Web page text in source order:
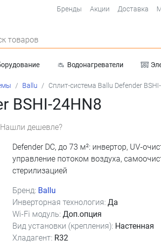
Водонагреватели
товаров
Бренды Акции Доставка
Ballu Сплит-система Ballu Defender
BSHI-24HN8
Нашли дешевле?
Defender DC, до 73 м²: инвертор, UV-
управление потоком воздуха,
стерилизацией
Бренд: Ballu
Инверторная технология: Да
Wi-Fi модуль: Доп.опция
Вид установки (крепления): Настенная
Хладагент: R32